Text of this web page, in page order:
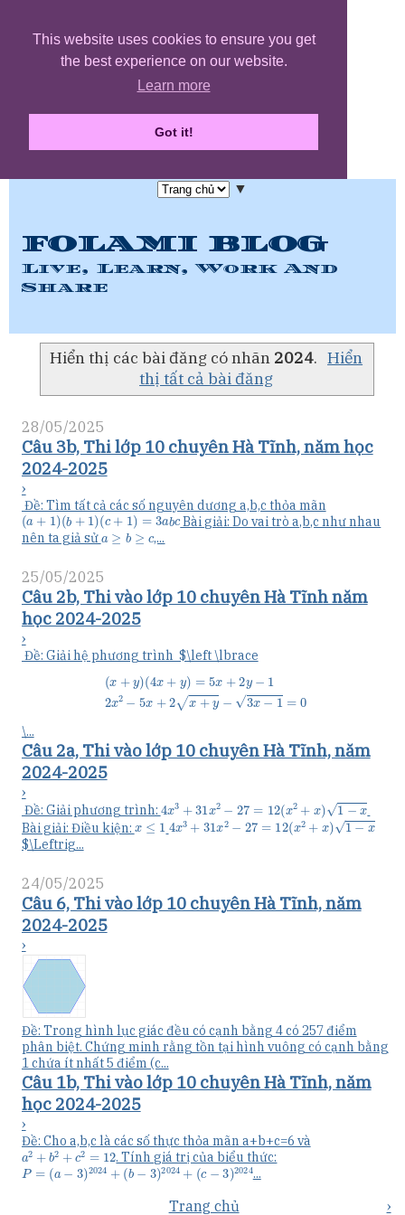
This website uses cookies to ensure you get
the best experience on our website.
Learn more
Got it!
▼
FOLAMI BLOG
Live, Learn, Work And
Share
Hiển thị các bài đăng có nhãn 2024. Hiển
thị tất cả bài đăng
28/05/2025
Câu 3b, Thi lớp 10 chuyên Hà Tĩnh, năm học
2024-2025
›
Đề: Tìm tất cả các số nguyên dương a,b,c thỏa mãn
(a+1)(b+1)(c+1)=3abc
Bài giải: Do vai trò a,b,c như nhau
nên ta giả sửa≥ b ≥c ,...
25/05/2025
Câu 2b, Thi vào lớp 10 chuyên Hà Tĩnh năm
học 2024-2025
›
Đề: Giải hệ phương trình $\left \lbrace
4x + y)=5x+2 y− 12x2 − 5x+ x
\...
Câu 2a, Thi vào lớp 10 chuyên Hà Tĩnh, năm
2024-2025
›
Đề: Giải phương trình: 4 x3 31 2 27= 12(x2 + − x
Bài giải: Điều kiện: x≤1 4 x3 +31 2 −27= 12(x2 + x)1 − x
$\Leftrig...
24/05/2025
Câu 6, Thi vào lớp 10 chuyên Hà Tĩnh, năm
2024-2025
›
Đề: Trong hình lục giác đều có cạnh bằng 4 có 257 điểm
phân biệt. Chứng minh rằng tồn tại hình vuông có cạnh bằng
1 chứa ít nhất 5 điểm (c...
Câu 1b, Thi vào lớp 10 chuyên Hà Tĩnh, năm
học 2024-2025
›
Đề: Cho a,b,c là các số thực thỏa mãn a+b+c=6 và
a2+b2+c2=12 . Tính giá trị của biểu thức:
P=(a− 3)2024+(b−3)2024+(c−3)2024...
›
Trang chủ